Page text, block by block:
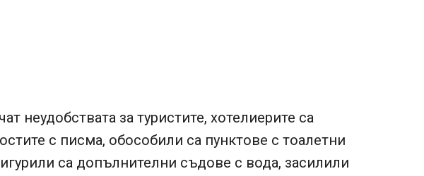
неудобствата за туристите, хотелиерите са
с писма, обособили са пунктове с тоалетни
са допълнителни съдове с вода, засилили